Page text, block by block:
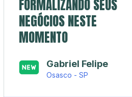
FORMALIZANDO SEUS
NEGÓCIOS NESTE
MOMENTO
Gabriel Felipe
Osasco - SP